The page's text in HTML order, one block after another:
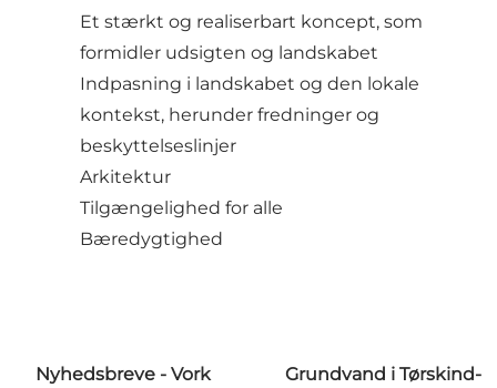
Et stærkt og realiserbart koncept, som
formidler udsigten og landskabet
Indpasning i landskabet og den lokale
kontekst, herunder fredninger og
beskyttelseslinjer
Arkitektur
Tilgængelighed for alle
Bæredygtighed
Nyhedsbreve - Vork
Grundvand i Tørskind-